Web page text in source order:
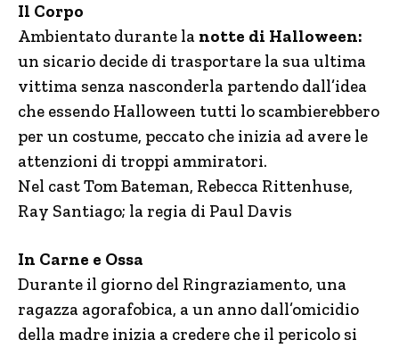
Il Corpo
Ambientato durante la notte di Halloween:
un sicario decide di trasportare la sua ultima
vittima senza nasconderla partendo dall’idea
che essendo Halloween tutti lo scambierebbero
per un costume, peccato che inizia ad avere le
attenzioni di troppi ammiratori.
Nel cast Tom Bateman, Rebecca Rittenhuse,
Ray Santiago; la regia di Paul Davis
In Carne e Ossa
Durante il giorno del Ringraziamento, una
ragazza agorafobica, a un anno dall’omicidio
della madre inizia a credere che il pericolo si